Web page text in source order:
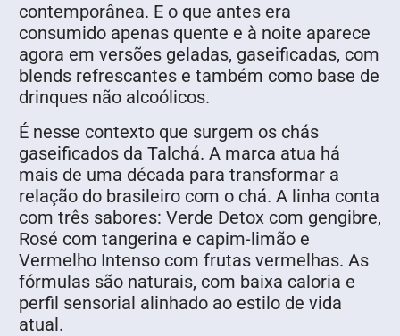
contemporânea. E o que antes era
consumido apenas quente e à noite aparece
agora em versões geladas, gaseificadas, com
blends refrescantes e também como base de
drinques não alcoólicos.
É nesse contexto que surgem os chás
gaseificados da Talchá. A marca atua há
mais de uma década para transformar a
relação do brasileiro com o chá. A linha conta
com três sabores: Verde Detox com gengibre,
Rosé com tangerina e capim-limão e
Vermelho Intenso com frutas vermelhas. As
fórmulas são naturais, com baixa caloria e
perfil sensorial alinhado ao estilo de vida
atual.